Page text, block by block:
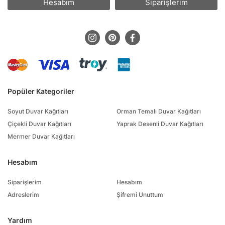
Popüler Kategoriler
Soyut Duvar Kağıtları
Çiçekli Duvar Kağıtları
Mermer Duvar Kağıtları
Orman Temalı Duvar Kağıtları
Yaprak Desenli Duvar Kağıtları
Hesabım
Siparişlerim
Adreslerim
Hesabım
Şifremi Unuttum
Yardım
Hesabım Siparişlerim